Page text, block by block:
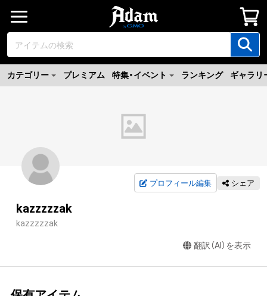
カテゴリー プレミアム 特集・イベント ランキング ギャラリ
プロフィール編集 シェア
kazzzzzak
kazzzzzak
翻訳（AI）を表示